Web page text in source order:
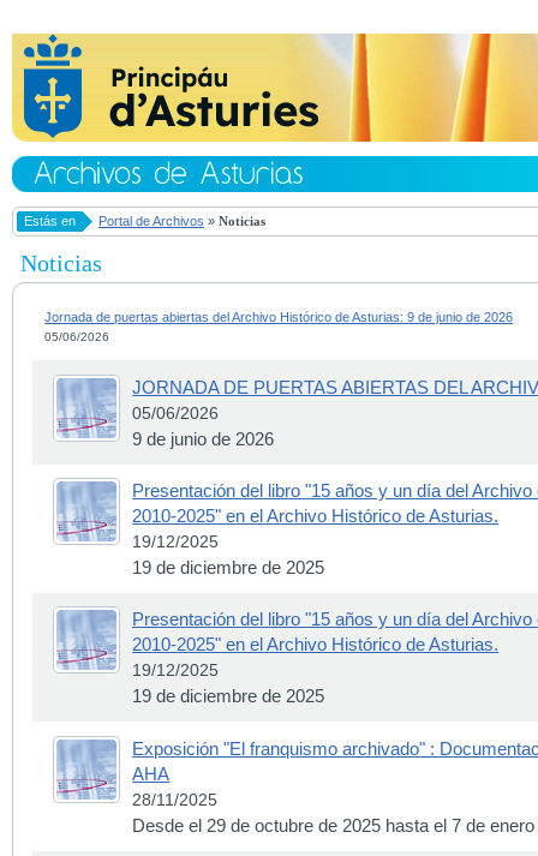
Estás en Portal de Archivos » Noticias
Noticias
Jornada de puertas abiertas del Archivo Histórico de Asturias: 9 de junio de 2026
05/06/2026
JORNADA DE PUERTAS ABIERTAS DEL
05/06/2026
9 de junio de 2026
Presentación del libro "15 años y un día del
2010-2025" en el Archivo Histórico de Asturias.
19/12/2025
19 de diciembre de 2025
Presentación del libro "15 años y un día del
2010-2025" en el Archivo Histórico de Asturias.
19/12/2025
19 de diciembre de 2025
Exposición "El franquismo archivado" :
AHA
28/11/2025
Desde el 29 de octubre de 2025 hasta el 7 de